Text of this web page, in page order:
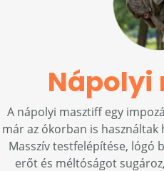
Nápolyi
A nápolyi masztiff egy
már az ókorban is
Masszív testfelépítése, lógó
erőt és méltóságot